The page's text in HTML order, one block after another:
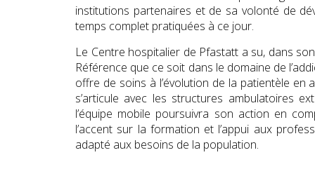
institutions partenaires et de sa volonté de
temps complet pratiquées à ce jour.
Le Centre hospitalier de Pfastatt a su, dans
Référence que ce soit dans le domaine de
offre de soins à l’évolution de la patientèle en
s’articule avec les structures ambulatoires
l’équipe mobile poursuivra son action en
l’accent sur la formation et l’appui aux
adapté aux besoins de la population.